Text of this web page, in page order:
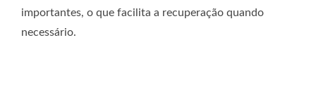
importantes, o que facilita a recuperação quando
necessário.